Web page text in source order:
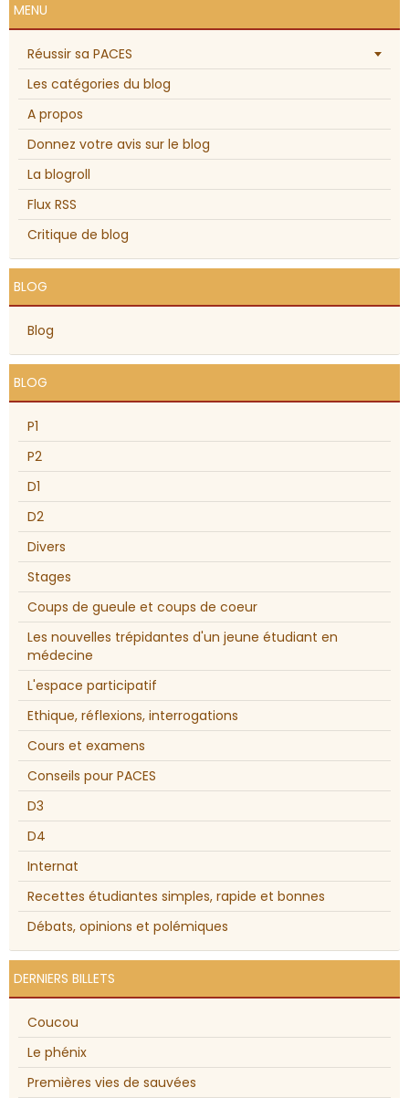
MENU
Réussir sa PACES
Les catégories du blog
A propos
Donnez votre avis sur le blog
La blogroll
Flux RSS
Critique de blog
BLOG
Blog
BLOG
P1
P2
D1
D2
Divers
Stages
Coups de gueule et coups de coeur
Les nouvelles trépidantes d'un jeune étudiant en
médecine
L'espace participatif
Ethique, réflexions, interrogations
Cours et examens
Conseils pour PACES
D3
D4
Internat
Recettes étudiantes simples, rapide et bonnes
Débats, opinions et polémiques
DERNIERS BILLETS
Coucou
Le phénix
Premières vies de sauvées